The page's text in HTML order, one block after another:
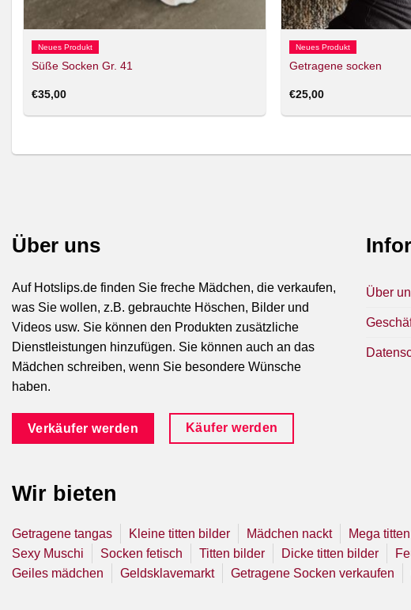
Neues Produkt
Süße Socken Gr. 41
€35,00
Neues Produkt
Getragene socken
€25,00
Über uns
Auf Hotslips.de finden Sie freche Mädchen, die verkaufen,
was Sie wollen, z.B. gebrauchte Höschen, Bilder und
Videos usw. Sie können den Produkten zusätzliche
Dienstleistungen hinzufügen. Sie können auch an das
Mädchen schreiben, wenn Sie besondere Wünsche
haben.
Verkäufer werden Käufer werden
Über
Wir bieten
Getragene tangas Kleine titten bilder Mädchen nackt Mega titten
Sexy Muschi
Socken fetisch Titten bilder Dicke titten bilder
Geiles mädchen
Geldsklavemarkt Getragene Socken verkaufen